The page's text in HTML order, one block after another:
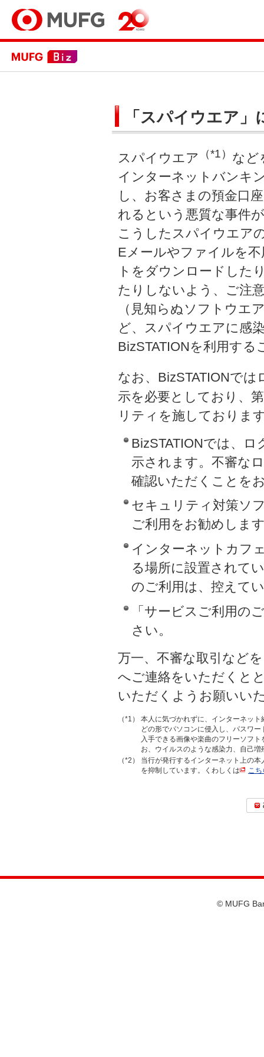
「スパイウエア
スパイウエア （*1） など
インターネットバンキ
し、お客さまの預金口
れるという悪質な事件
こうしたスパイウエア
Eメールやファイルを
トをダウンロードした
たりしないよう、ご注
（見知らぬソフトウエ
ど、スパイウエアに感
BizSTATIONを利用す
なお、BizSTATIONで
示を必要としており、
リティを施しておりま
BizSTATIONでは、
示されます。不審な
確認いただくことを
セキュリティ対策ソ
ご利用をお勧めしま
インターネットカフ
る場所に設置されて
のご利用は、控えて
「サービスご利用の
さい。
万一、不審な取引など
へご連絡をいただくと
いただくようお願いい
（*1） 本人に気づかれずに、インターネッ
どの形でパソコンに侵入し、パスワ
入手できる画像や楽曲のフリーソフ
お、ウイルスのような感染力、自己
（*2） 当行が発行するインターネット上の
を抑制しています。くわしくは
こち
© MUFG